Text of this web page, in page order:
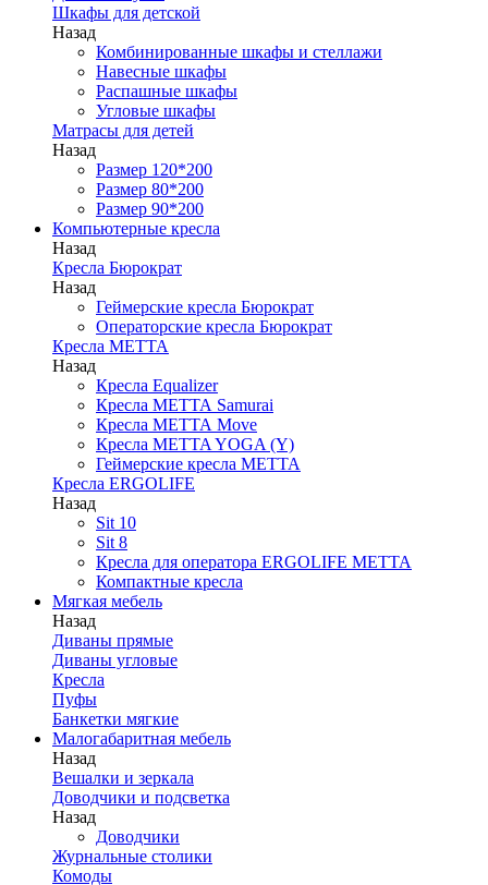
Шкафы для детской
Назад
Комбинированные шкафы и стеллажи
Навесные шкафы
Распашные шкафы
Угловые шкафы
Матрасы для детей
Назад
Размер 120*200
Размер 80*200
Размер 90*200
Компьютерные кресла
Назад
Кресла Бюрократ
Назад
Геймерские кресла Бюрократ
Операторские кресла Бюрократ
Кресла МЕТТА
Назад
Кресла Equalizer
Кресла МЕТТА Samurai
Кресла МЕТТА Move
Кресла METTA YOGA (Y)
Геймерские кресла МЕТТА
Кресла ERGOLIFE
Назад
Sit 10
Sit 8
Кресла для оператора ERGOLIFE МЕТТА
Компактные кресла
Мягкая мебель
Назад
Диваны прямые
Диваны угловые
Кресла
Пуфы
Банкетки мягкие
Малогабаритная мебель
Назад
Вешалки и зеркала
Доводчики и подсветка
Назад
Доводчики
Журнальные столики
Комоды